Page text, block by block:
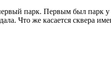
парк. Первым был парк
Что же касается сквера